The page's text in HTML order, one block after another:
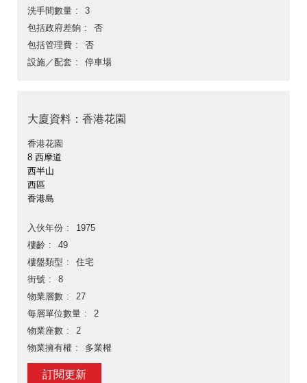
洗手間數量
3
包括政府差餉
否
包括管理費
否
設施／配套
停車場
大廈資料：香港花園
香港花園
8 西摩道
西半山
西區
香港島
入伙年份
1975
樓齡
49
樓盤類型
住宅
街號
8
物業層數
27
每層單位數量
2
物業座數
2
物業擁有權
多業權
訂閱更新